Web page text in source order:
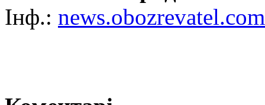
Інф.: news.obozrevatel.com